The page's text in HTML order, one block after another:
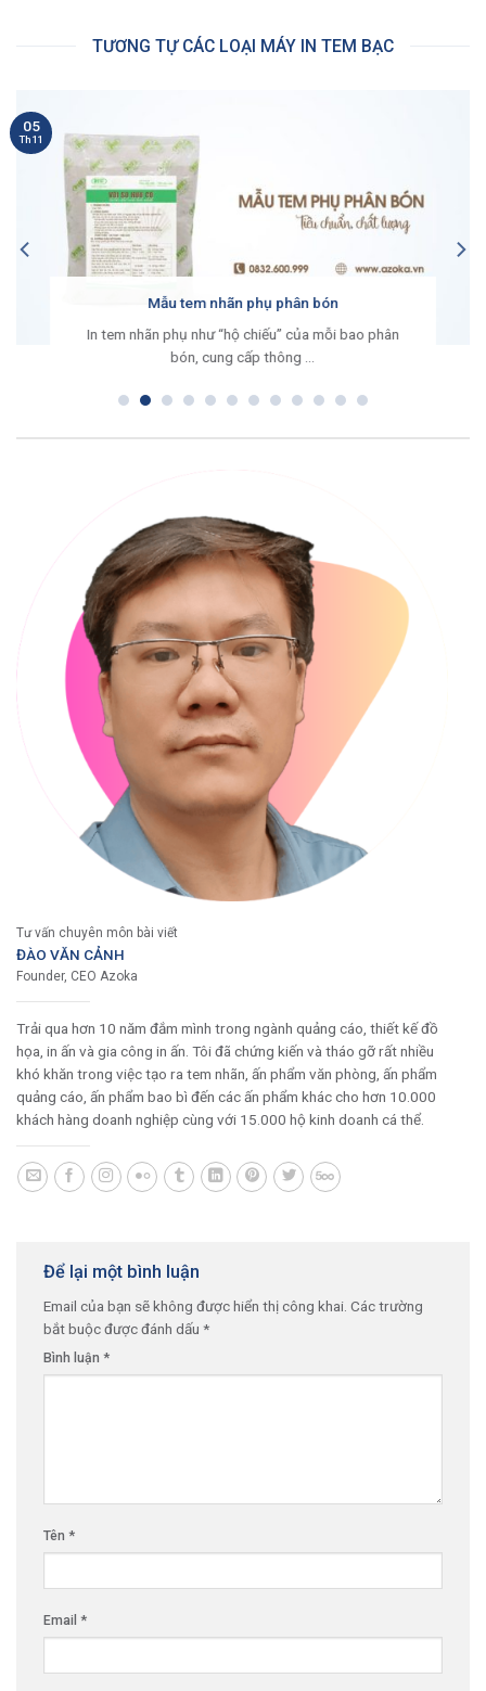
TƯƠNG TỰ CÁC LOẠI MÁY IN TEM BẠC
Mẫu tem nhãn phụ phân bón
In tem nhãn phụ như “hộ chiếu” của mỗi bao phân
bón, cung cấp thông ...
05
Th11
Tư vấn chuyên môn bài viết
ĐÀO VĂN CẢNH
Founder, CEO Azoka
Trải qua hơn 10 năm đắm mình trong ngành quảng cáo, thiết kế đồ
họa, in ấn và gia công in ấn. Tôi đã chứng kiến và tháo gỡ rất nhiều
khó khăn trong việc tạo ra tem nhãn, ấn phẩm văn phòng, ấn phẩm
quảng cáo, ấn phẩm bao bì đến các ấn phẩm khác cho hơn 10.000
khách hàng doanh nghiệp cùng với 15.000 hộ kinh doanh cá thể.
Để lại một bình luận
Email của bạn sẽ không được hiển thị công khai. Các trường
bắt buộc được đánh dấu *
Bình luận *
Tên *
Email *